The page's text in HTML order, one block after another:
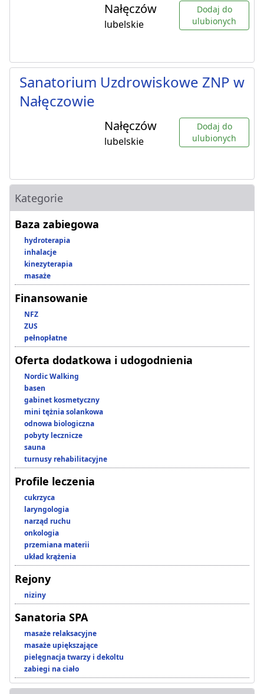
Nałęczów
lubelskie
Dodaj do
ulubionych
Sanatorium Uzdrowiskowe ZNP w
Nałęczowie
Nałęczów
lubelskie
Dodaj do
ulubionych
Kategorie
Baza zabiegowa
hydroterapia
inhalacje
kinezyterapia
masaże
Finansowanie
NFZ
ZUS
pełnopłatne
Oferta dodatkowa i udogodnienia
Nordic Walking
basen
gabinet kosmetyczny
mini tężnia solankowa
odnowa biologiczna
pobyty lecznicze
sauna
turnusy rehabilitacyjne
Profile leczenia
cukrzyca
laryngologia
narząd ruchu
onkologia
przemiana materii
układ krążenia
Rejony
niziny
Sanatoria SPA
masaże relaksacyjne
masaże upiększające
pielęgnacja twarzy i dekoltu
zabiegi na ciało